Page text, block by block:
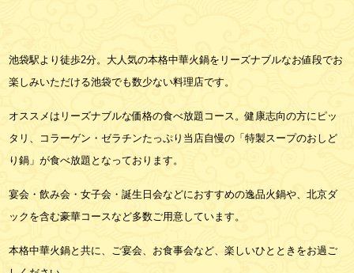
池袋駅より徒歩2分。大人気の本格中華火鍋をリーズナブルなお値段でお
楽しみいただける池袋でも数少ない料理店です。
オススメはリーズナブルな価格の食べ放題コース。健康志向の方にピッ
タリ、コラーゲン・ゼラチンたっぷり当店自慢の「特製スープのおしど
り鍋」が食べ放題となっております。
宴会・飲み会・女子会・誕生日会などにおすすめの逸品火鍋や、北京ダ
ックを含む豪華コースなど多数ご用意しています。
本格中華火鍋と共に、ご宴会、お食事会など、楽しいひとときをお過ご